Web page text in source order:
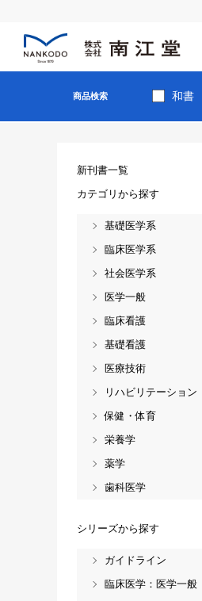
商品検索 和書
新刊書一覧
カテゴリから探す
基礎医学系
臨床医学系
社会医学系
医学一般
臨床看護
基礎看護
医療技術
リハビリテーション
保健・体育
栄養学
薬学
歯科医学
シリーズから探す
ガイドライン
臨床医学：医学一般